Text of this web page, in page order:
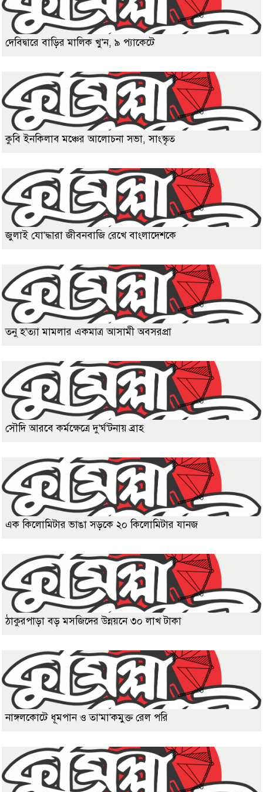
দেবিদ্বারে বাড়ির মালিক খু'ন, ৯ প্যাকেটে
কুবি ইনকিলাব মঞ্চের আলোচনা সভা, সাংস্কৃত
জুলাই যো'দ্ধারা জীবনবাজি রেখে বাংলাদেশকে
তনু হ'ত্যা মামলার একমাত্র আসামী অবসরপ্রা
সৌদি আরবে কর্মক্ষেত্রে দু'র্ঘ'টনায় ব্রাহ
এক কিলোমিটার ভাঙা সড়কে ২০ কিলোমিটার যানজ
ঠাকুরপাড়া বড় মসজিদের উন্নয়নে ৩০ লাখ টাকা
নাঙ্গলকোটে ধূমপান ও তা'মা'কমুক্ত রেল পরি